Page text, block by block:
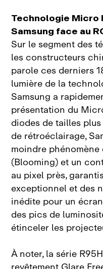
Technologie Micro
Samsung face au
Sur le segment des
les constructeurs
parole ces derniers
lumière de la
Samsung a
présentation du
diodes de tailles
de rétroéclairage,
moindre
(Blooming) et un
au pixel près,
exceptionnel et des
inédite pour un
des pics de
étinceler les
À noter, la série